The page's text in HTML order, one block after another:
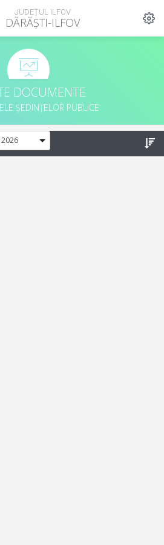
JUDEȚUL ILFOV
DĂRĂȘTI-ILFOV
DOCUMENTE
ȘEDINȚELOR PUBLICE